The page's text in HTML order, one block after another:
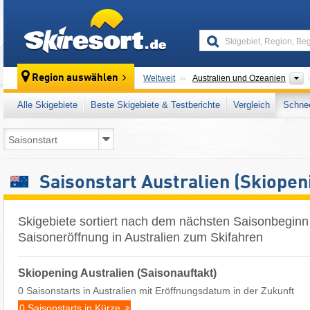
Region auswählen Weltweit Australien und Ozeanien
Alle Skigebiete Beste Skigebiete & Testberichte Vergleich
Saisonstart Australien
Skigebiete sortiert nach dem nächsten
Saisoneröffnung in Australien zum Skifahren
Skiopening Australien (Saisonauftakt)
0 Saisonstarts in Australien mit Eröffnungsdatum in der Zukunft